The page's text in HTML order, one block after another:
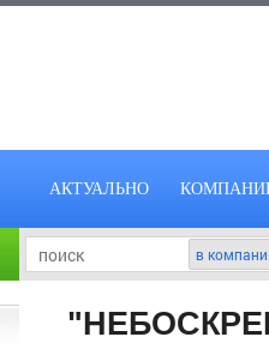
АКТУАЛЬНО